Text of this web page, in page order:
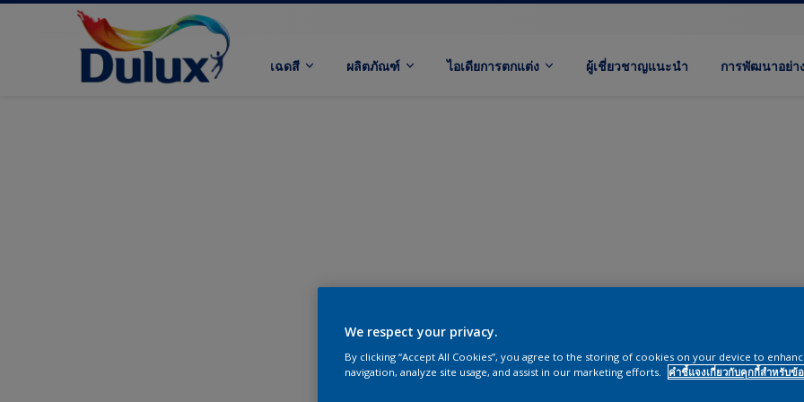
เฉดสี ผลิตภัณฑ์ ไอเดียการตกแต่ง ผู้เชี่ยวชาญแนะนำ การพัฒนาอย่า
We respect your privacy.
By clicking “Accept All Cookies”, you agree to the storing of cookies on your device to
navigation, analyze site usage, and assist in our marketing efforts.
คำชี้แจงเกี่ยวกับคุกกี้สำหรับข้